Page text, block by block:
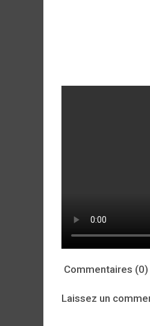
Commentaires (0)
Laissez un